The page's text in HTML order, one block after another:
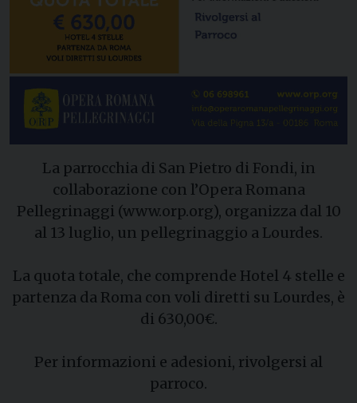
La parrocchia di San Pietro di Fondi, in
collaborazione con l’Opera Romana
Pellegrinaggi (www.orp.org), organizza dal 10
al 13 luglio, un pellegrinaggio a Lourdes.
La quota totale, che comprende Hotel 4 stelle e
partenza da Roma con voli diretti su Lourdes, è
di 630,00€.
Per informazioni e adesioni, rivolgersi al
parroco.